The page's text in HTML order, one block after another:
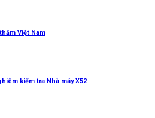
Việt Nam
kiểm tra Nhà máy X52